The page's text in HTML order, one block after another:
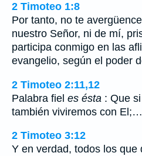
2 Timoteo 1:8
Por tanto, no te
nuestro Señor, ni de mí,
participa conmigo en las
evangelio, según el poder
2 Timoteo 2:11,12
Palabra fiel es ésta : Que
también viviremos con El;…
2 Timoteo 3:12
Y en verdad, todos los que